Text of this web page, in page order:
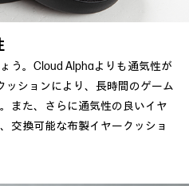
う。Cloud Alphaよりも通気性が
ションにより、長時間のゲーム
また、さらに通気性の良いイヤ
交換可能な布製イヤークッショ